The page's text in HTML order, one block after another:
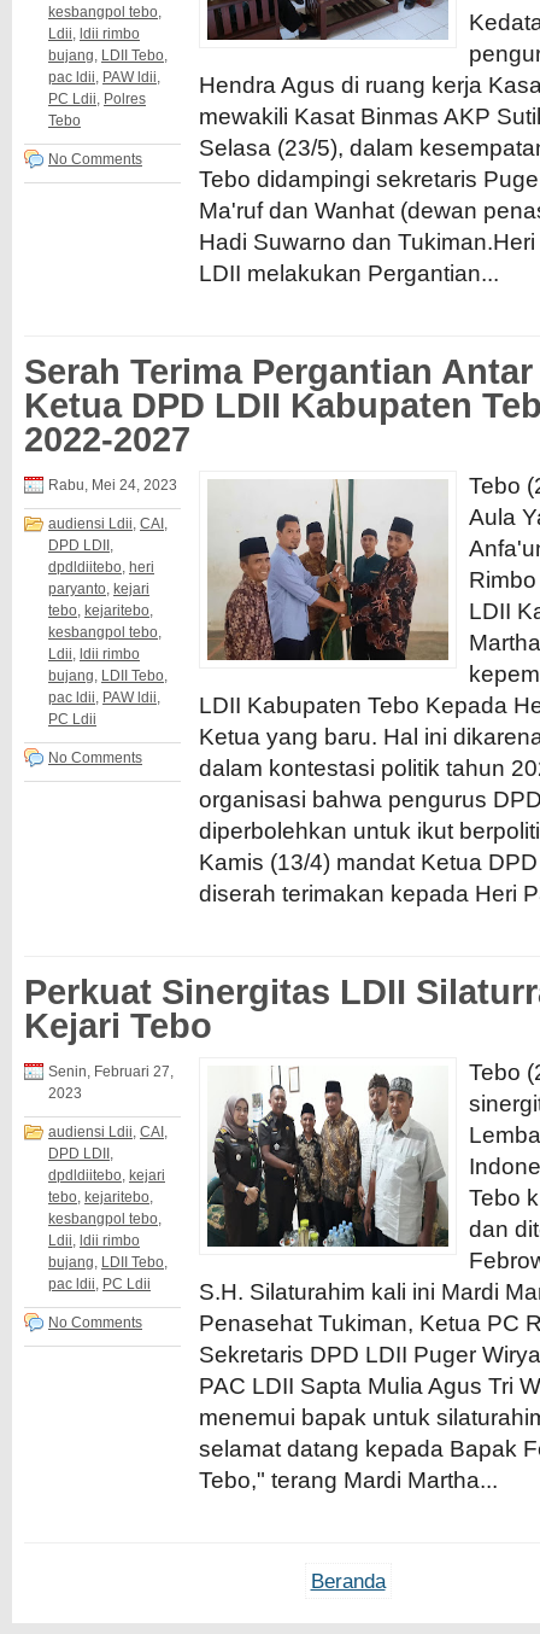
kesbangpol tebo
Ldii ldii rimbo
bujang LDII Tebo
pac ldii PAW ldii
PC Ldii Polres
Tebo
No Comments
Hendra Agus di ruang kerja
mewakili Kasat Binmas AKP
Selasa (23/5), dalam
Tebo didampingi sekretaris
Ma'ruf dan Wanhat (dewan
Hadi Suwarno dan
LDII melakukan Pergantian...
Serah Terima Pergantian Antar
Ketua DPD LDII Kabupaten
2022-2027
Rabu, Mei 24, 2023
audiensi Ldii CAI
DPD LDII
dpdldiitebo heri
paryanto kejari
tebo kejaritebo
kesbangpol tebo
Ldii ldii rimbo
bujang LDII Tebo
pac ldii PAW ldii
PC Ldii
No Comments
Tebo
Aula
LDII
LDII Kabupaten Tebo Kepada
Ketua yang baru. Hal ini
dalam kontestasi politik tahun
organisasi bahwa pengurus
diperbolehkan untuk ikut
Kamis (13/4) mandat Ketua
diserah terimakan kepada Heri
Perkuat Sinergitas LDII
Kejari Tebo
Senin, Februari 27,
2023
audiensi Ldii CAI
DPD LDII
dpdldiitebo kejari
tebo kejaritebo
kesbangpol tebo
Ldii ldii rimbo
bujang LDII Tebo
pac ldii PC Ldii
No Comments
Tebo
Tebo
dan
S.H. Silaturahim kali ini Mardi
Penasehat Tukiman, Ketua PC
Sekretaris DPD LDII Puger
PAC LDII Sapta Mulia Agus Tri
menemui bapak untuk
selamat datang kepada Bapak
Tebo," terang Mardi Martha...
Beranda